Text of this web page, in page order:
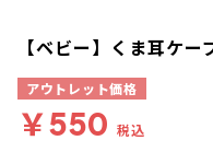
【ベビー】くま耳ケ
アウトレット価格
￥550 税込